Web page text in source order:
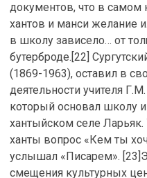
документов, что в самом
хантов и манси желание
в школу зависело… от
бутерброде.[22]
(1869-1963), оставил в
деятельности учителя
который основал школу и
хантыйском селе
ханты вопрос «Кем ты
услышал «Писарем».
смещения культурных